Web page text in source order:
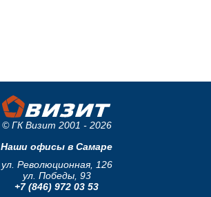
© ГК Визит 2001 - 2026
Наши офисы в Самаре
ул. Революционная, 126
ул. Победы, 93
+7 (846) 972 03 53